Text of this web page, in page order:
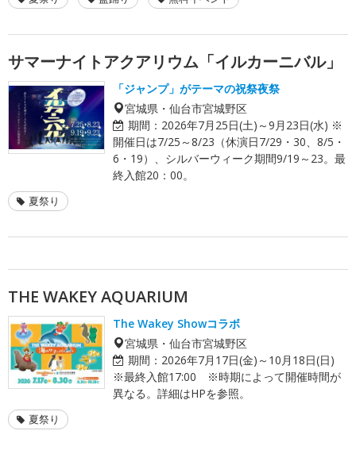
サマーナイトアクアリウム「イルカーニバル」
「ジャンプ」がテーマの祝祭夜祭
宮城県・仙台市宮城野区
期間： 2026年7月25日(土)～9月23日(水) ※
開催日は7/25～8/23（休演日7/29・30、8/5・
6・19）、シルバーウィーク期間9/19～23。最
終入館20：00。
夏祭り
THE WAKEY AQUARIUM
The Wakey Showコラボ
宮城県・仙台市宮城野区
期間： 2026年7月17日(金)～10月18日(日)
※最終入館17:00 ※時期によって開催時間が
異なる。詳細はHPを参照。
夏祭り